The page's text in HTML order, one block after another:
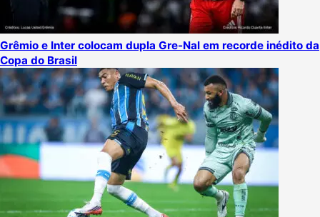
Grêmio e Inter colocam dupla Gre-Nal em recorde inédito da
Copa do Brasil